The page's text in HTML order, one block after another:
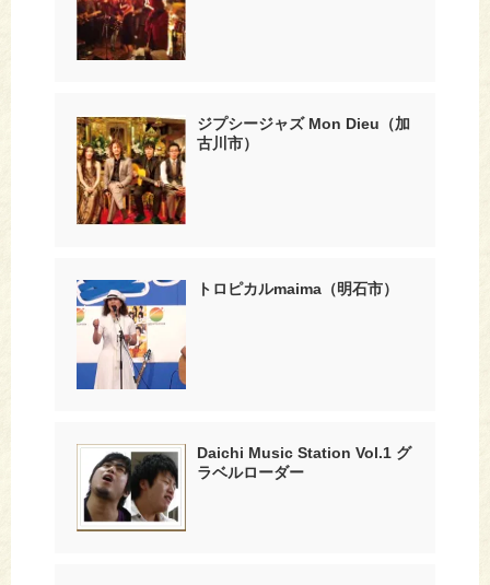
ジプシージャズ Mon Dieu（加
古川市）
トロピカルmaima（明石市）
Daichi Music Station Vol.1 グ
ラベルローダー